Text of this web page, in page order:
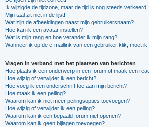
Ik wijzigde de tijdzone, maar de tijd is nog steeds verkeerd!
Mijn taal zit niet in de lijst!
Wat zijn de afbeeldingen naast mijn gebruikersnaam?
Hoe kan ik een avatar instellen?
Wat is mijn rang en hoe verander ik mijn rang?
Wanneer ik op de e-maillink van een gebruiker klik, moet ik
Vragen in verband met het plaatsen van berichten
Hoe plaats ik een onderwerp in een forum of maak een
Hoe wijzig of verwijder ik een bericht?
Hoe voeg ik een onderschrift toe aan mijn bericht?
Hoe maak ik een peiling?
Waarom kan ik niet meer peilingsopties toevoegen?
Hoe wijzig of verwijder ik een peiling?
Waarom kan ik een bepaald forum niet openen?
Waarom kan ik geen bijlagen toevoegen?